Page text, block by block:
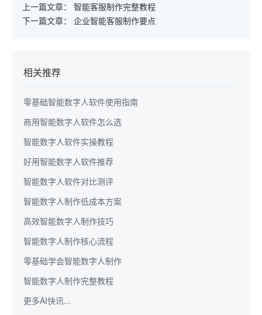
上一篇文章： 智能客服制作完整教程
下一篇文章： 企业智能客服制作要点
相关推荐
零基础智能数字人软件使用指南
商用智能数字人软件怎么选
智能数字人软件实操教程
好用智能数字人软件推荐
智能数字人软件对比测评
智能数字人制作低成本方案
高效智能数字人制作技巧
智能数字人制作核心流程
零基础学会智能数字人制作
智能数字人制作完整教程
更多AI快讯...